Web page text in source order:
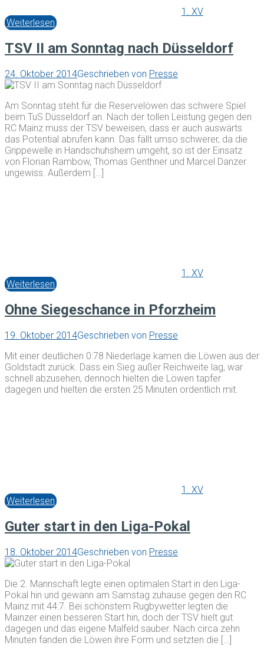
1. XV
Weiterlesen
TSV II am Sonntag nach Düsseldorf
24. Oktober 2014Geschrieben von Presse
Am Sonntag steht für die Reservelöwen das schwere Spiel
beim TuS Düsseldorf an. Nach der tollen Leistung gegen den
RC Mainz muss der TSV beweisen, dass er auch auswärts
das Potential abrufen kann. Das fällt umso schwerer, da die
Grippewelle in Handschuhsheim umgeht, so ist der Einsatz
von Florian Rambow, Thomas Genthner und Marcel Danzer
ungewiss. Außerdem […]
1. XV
Weiterlesen
Ohne Siegeschance in Pforzheim
19. Oktober 2014Geschrieben von Presse
Mit einer deutlichen 0:78 Niederlage kamen die Löwen aus der
Goldstadt zurück. Dass ein Sieg außer Reichweite lag, war
schnell abzusehen, dennoch hielten die Löwen tapfer
dagegen und hielten die ersten 25 Minuten ordentlich mit.
1. XV
Weiterlesen
Guter start in den Liga-Pokal
18. Oktober 2014Geschrieben von Presse
Die 2. Mannschaft legte einen optimalen Start in den Liga-
Pokal hin und gewann am Samstag zuhause gegen den RC
Mainz mit 44:7. Bei schönstem Rugbywetter legten die
Mainzer einen besseren Start hin, doch der TSV hielt gut
dagegen und das eigene Malfeld sauber. Nach circa zehn
Minuten fanden die Löwen ihre Form und setzten die […]